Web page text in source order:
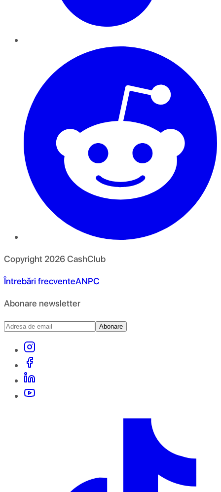
Copyright 2026CashClub
Întrebări frecventeANPC
Abonare newsletter
Abonare